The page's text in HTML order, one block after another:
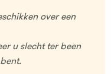
over een
u slecht ter been